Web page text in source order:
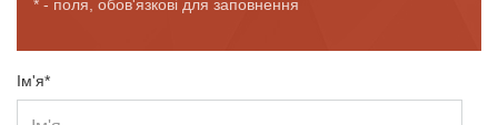
* - поля, обов'язкові для заповнення
Ім'я*